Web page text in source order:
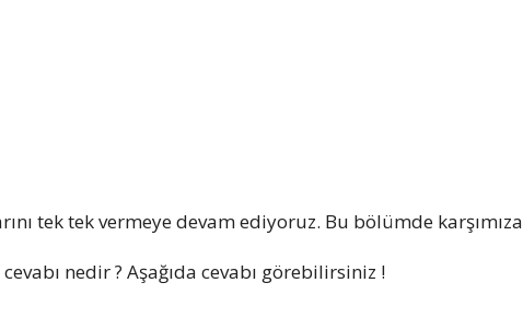
tek tek vermeye devam ediyoruz. Bu bölümde karşımıza
nedir ? Aşağıda cevabı görebilirsiniz !